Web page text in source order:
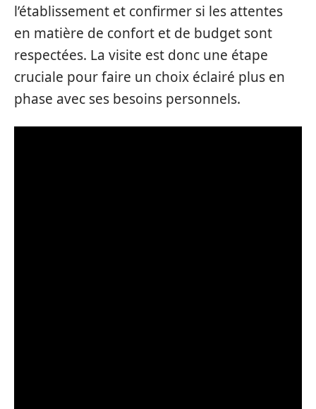
l’établissement et confirmer si les attentes
en matière de confort et de budget sont
respectées. La visite est donc une étape
cruciale pour faire un choix éclairé plus en
phase avec ses besoins personnels.